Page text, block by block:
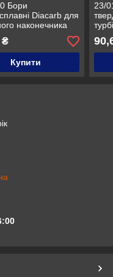
Бори
Diacarb для
наконечника
(Діасвіс)
к. 31
Купити
23/
від